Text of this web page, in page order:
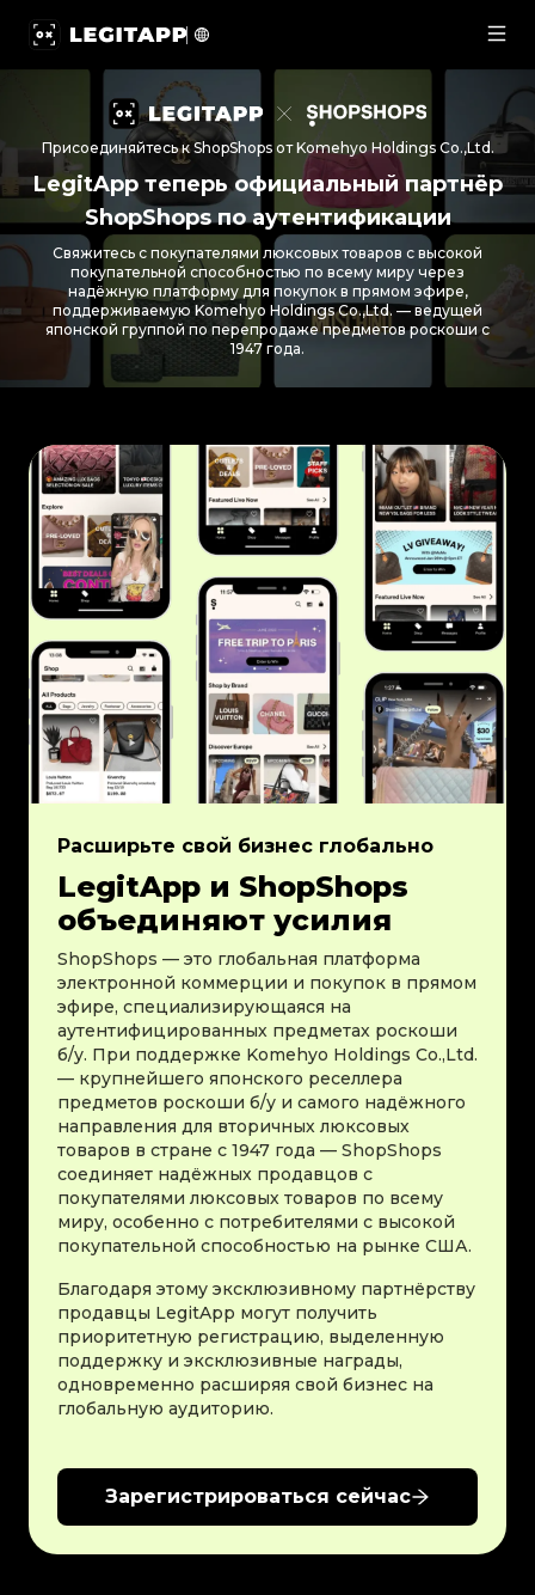
Присоединяйтесь к ShopShops от Komehyo Holdings Co.,Ltd.
LegitApp теперь официальный партнёр
ShopShops по аутентификации
Свяжитесь с покупателями люксовых товаров с высокой
покупательной способностью по всему миру через
надёжную платформу для покупок в прямом эфире,
поддерживаемую Komehyo Holdings Co.,Ltd. — ведущей
японской группой по перепродаже предметов роскоши с
1947 года.
Расширьте свой бизнес глобально
LegitApp и ShopShops
объединяют усилия
ShopShops — это глобальная платформа
электронной коммерции и покупок в прямом
эфире, специализирующаяся на
аутентифицированных предметах роскоши
б/у. При поддержке Komehyo Holdings Co.,Ltd.
— крупнейшего японского реселлера
предметов роскоши б/у и самого надёжного
направления для вторичных люксовых
товаров в стране с 1947 года — ShopShops
соединяет надёжных продавцов с
покупателями люксовых товаров по всему
миру, особенно с потребителями с высокой
покупательной способностью на рынке США.
Благодаря этому эксклюзивному партнёрству
продавцы LegitApp могут получить
приоритетную регистрацию, выделенную
поддержку и эксклюзивные награды,
одновременно расширяя свой бизнес на
глобальную аудиторию.
Зарегистрироваться сейчас